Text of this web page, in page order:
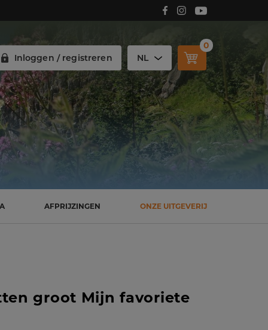
Volg Carmelitana op Facebook!
Volg Carmelitana op Instagram!
Volg Carmelitana op Youtube!
Inloggen / registreren NL
0
AFPRIJZINGEN ONZE UITGEVERIJ
groot Mijn favoriete